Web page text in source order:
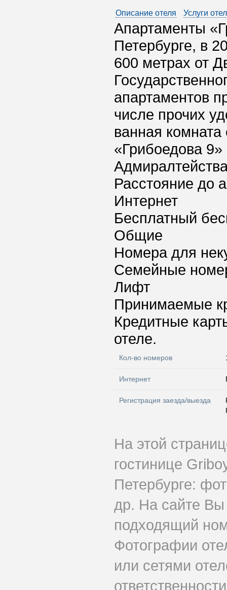
Описание отеля Услуги
Апартаменты
Петербурге, в
600 метрах от
апартаментов
числе прочих
ванная
«Грибоедова 9»
Расстояние до
Интернет
Бесплатный
Общие
Номера для
Семейные
Лифт
Принимаемые
Кредитные
отеле.
Кол-во номеров
Интернет
Регистрация заезда/выезда
На этой
гостинице
Петербурге:
др. На сайте Вы
подходящий
Фотографии
или сетями